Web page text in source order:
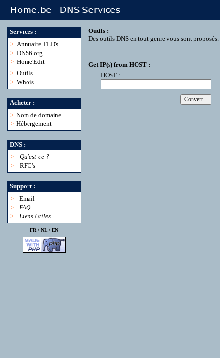
Services :
> Annuaire TLD's
> DNS6.org
> Home'Edit
> Outils
> Whois
Acheter :
> Nom de domaine
> Hébergement
DNS :
>
Qu'est-ce ?
>
RFC's
Support :
>
Email
>
FAQ
>
Liens Utiles
FR / NL/ EN
Outils :
Des outils DNS en tout genre vous sont proposés.
Get IP(s) from HOST :
HOST :